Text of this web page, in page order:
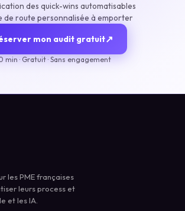
des quick-wins automatisables
de route personnalisée à emporter
mon audit gratuit↗
min · Gratuit · Sans engagement
les PME françaises
leurs process et
et les IA.